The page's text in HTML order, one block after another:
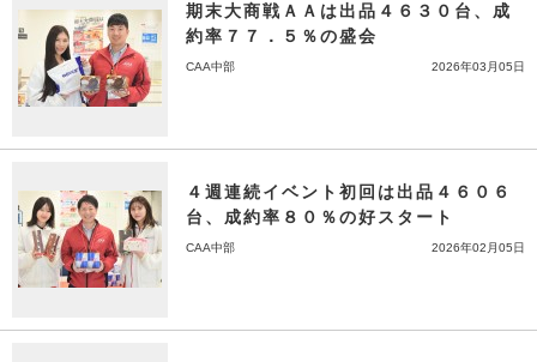
期末大商戦ＡＡは出品４６３０台、成
約率７７．５％の盛会
CAA中部 2026年03月05日
４週連続イベント初回は出品４６０６
台、成約率８０％の好スタート
CAA中部 2026年02月05日